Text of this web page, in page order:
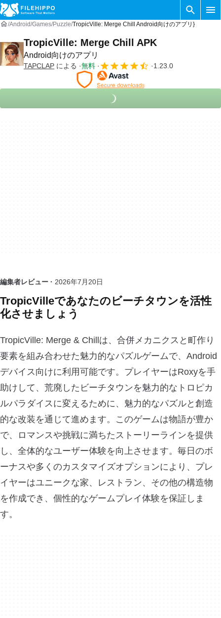
Android Games Puzzle TropicVille: Merge Chill Android向けのアプリ}
TropicVille: Merge Chill APK
Android向けのアプリ
TAPCLAP による 無料 1.23.0
編集者レビュー · 2026年7月20日
TropicVilleであなたのビーチタウンを活性
化させましょう
TropicVille: Merge & Chillは、合併メカニクスと町作り
要素を組み合わせた魅力的なパズルゲームで、Android
デバイス向けに利用可能です。プレイヤーはRoxyを手
助けして、荒廃したビーチタウンを魅力的なトロピカ
ルパラダイスに変えるために、魅力的なパズルと創造
的な改装を通じて進めます。このゲームは物語が豊か
で、ロマンスや挑戦に満ちたストーリーラインを提供
し、全体的なユーザー体験を向上させます。毎日のボ
ーナスや多くのカスタマイズオプションにより、プレ
イヤーはユニークな家、レストラン、その他の構造物
を作成でき、個性的なゲームプレイ体験を保証しま
す。